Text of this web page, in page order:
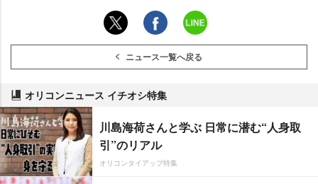
ニュース一覧へ戻る
オリコンニュース イチオシ特集
川島海荷さんと学ぶ 日常に潜む“人身取
引”のリアル
オリコンタイアップ特集